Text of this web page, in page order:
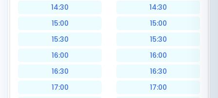
14:30
15:00
15:30
16:00
16:30
17:00
14:30
15:00
15:30
16:00
16:30
17:00